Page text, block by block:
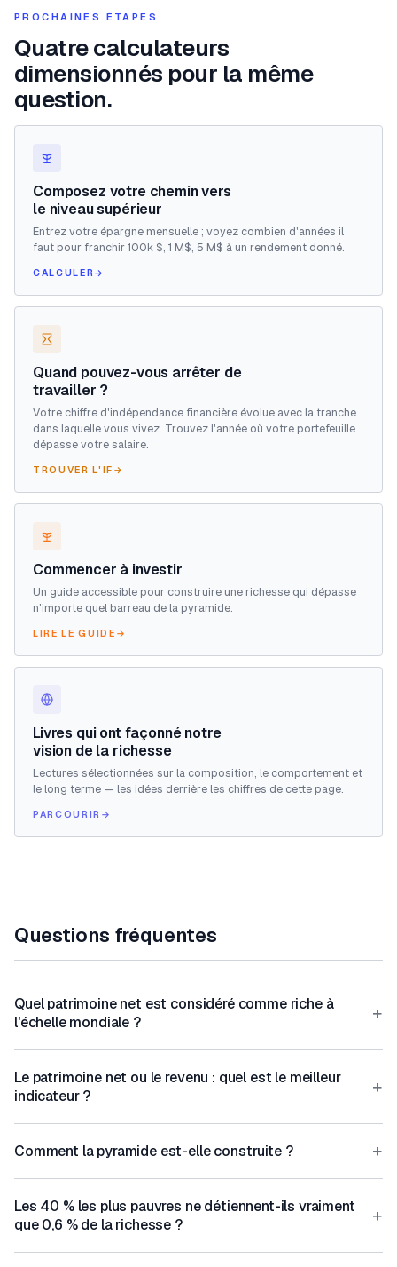
PROCHAINES ÉTAPES
Quatre calculateurs
dimensionnés pour la même
question.
Composez votre chemin vers
le niveau supérieur
Entrez votre épargne mensuelle ; voyez combien d'années il
faut pour franchir 100k $, 1 M$, 5 M$ à un rendement donné.
CALCULER→
Quand pouvez-vous arrêter de
travailler ?
Votre chiffre d'indépendance financière évolue avec la tranche
dans laquelle vous vivez. Trouvez l'année où votre portefeuille
dépasse votre salaire.
TROUVER L'IF →
Commencer à investir
Un guide accessible pour construire une richesse qui dépasse
n'importe quel barreau de la pyramide.
LIRE LE GUIDE →
Livres qui ont façonné notre
vision de la richesse
Lectures sélectionnées sur la composition, le comportement et
le long terme — les idées derrière les chiffres de cette page.
PARCOURIR →
Questions fréquentes
Quel patrimoine net est considéré comme riche à
l'échelle mondiale ?
+
Le patrimoine net ou le revenu : quel est le meilleur
indicateur ?
+
Comment la pyramide est-elle construite ? +
Les 40 % les plus pauvres ne détiennent-ils vraiment
que 0,6 % de la richesse ?
+